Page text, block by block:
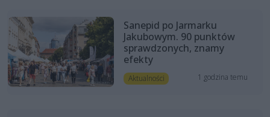
Sanepid po Jarmarku
Jakubowym. 90 punktów
sprawdzonych, znamy
efekty
Aktualności 1 godzina temu